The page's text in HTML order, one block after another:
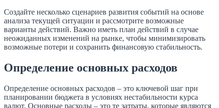
Создайте несколько сценариев развития событий на основе
анализа текущей ситуации и рассмотрите возможные
варианты действий. Важно иметь план действий в случае
неожиданных изменений на рынке, чтобы минимизировать
возможные потери и сохранить финансовую стабильность.
Определение основных расходов
Определение основных расходов – это ключевой шаг при
планировании бюджета в условиях нестабильности курса
валют. Основные расходы – это те затраты, которые являются